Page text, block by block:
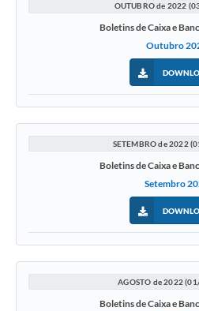
OUTUBRO de 2022
Boletins de Caixa e
Outubro
SETEMBRO de 2022
Boletins de Caixa e
Setembro
AGOSTO de 2022
Boletins de Caixa e